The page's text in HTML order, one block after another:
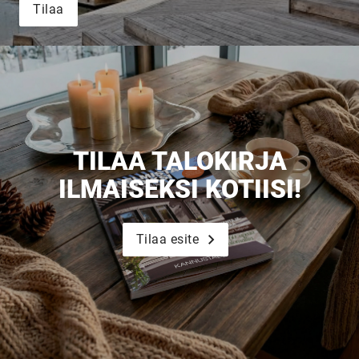
Tilaa
TILAA TALOKIRJA
ILMAISEKSI KOTIISI!
Tilaa esite
Upea yli 200-sivuinen talokirja!
Tilaa esite